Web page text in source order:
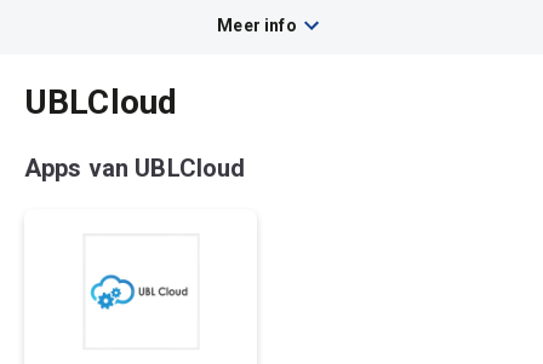
Meer info
UBLCloud
Apps van UBLCloud